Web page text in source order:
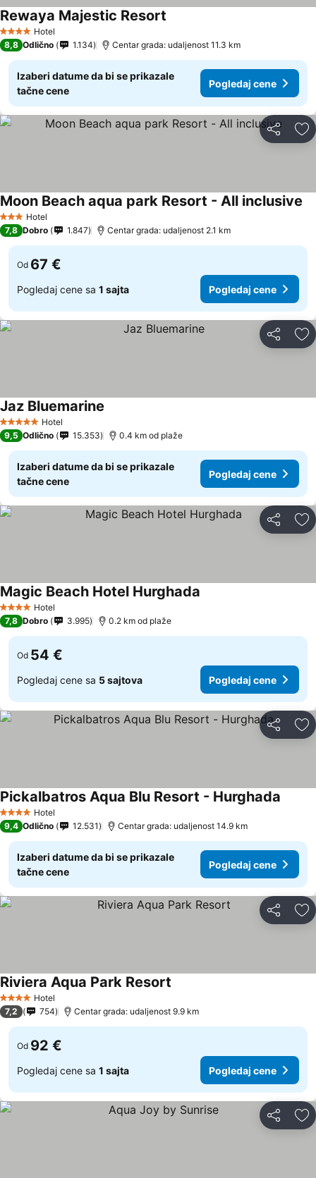
4 ZvezdiceHotel
Rewaya Majestic Resort
8,8 Odlično 1.134 Centar grada: udaljenost 11.3 km
Izaberi datume da bi se prikazale
tačne cene
Pogledaj cene
Deli
3 Zvezdice
Hotel
Moon Beach aqua park Resort - All inclusive
7,8 Dobro 1.847 Centar grada: udaljenost 2.1 km
Od 67 €
Pogledaj cene sa 1 sajta Pogledaj cene
Deli
5 ZvezdiceHotel
Jaz Bluemarine
9,5 Odlično 15.353 0.4 km od plaže
Izaberi datume da bi se prikazale
tačne cene
Pogledaj cene
Deli
4 ZvezdiceHotel
Magic Beach Hotel Hurghada
7,8 Dobro 3.995 0.2 km od plaže
Od 54 €
Pogledaj cene sa 5 sajtova Pogledaj cene
Deli
4 ZvezdiceHotel
Pickalbatros Aqua Blu Resort - Hurghada
9,4 Odlično 12.531 Centar grada: udaljenost 14.9 km
Izaberi datume da bi se prikazale
tačne cene
Pogledaj cene
Deli
4 ZvezdiceHotel
Riviera Aqua Park Resort
7,2 754 Centar grada: udaljenost 9.9 km
Od 92 €
Pogledaj cene sa 1 sajta Pogledaj cene
Deli